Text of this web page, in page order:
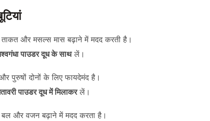
और मसल्स मास बढ़ाने में मदद करती है।
पाउडर दूध के साथलें।
पुरुषों दोनों के लिए फायदेमंद है।
पाउडर दूध में मिलाकरलें।
और वजन बढ़ाने में मदद करता है।